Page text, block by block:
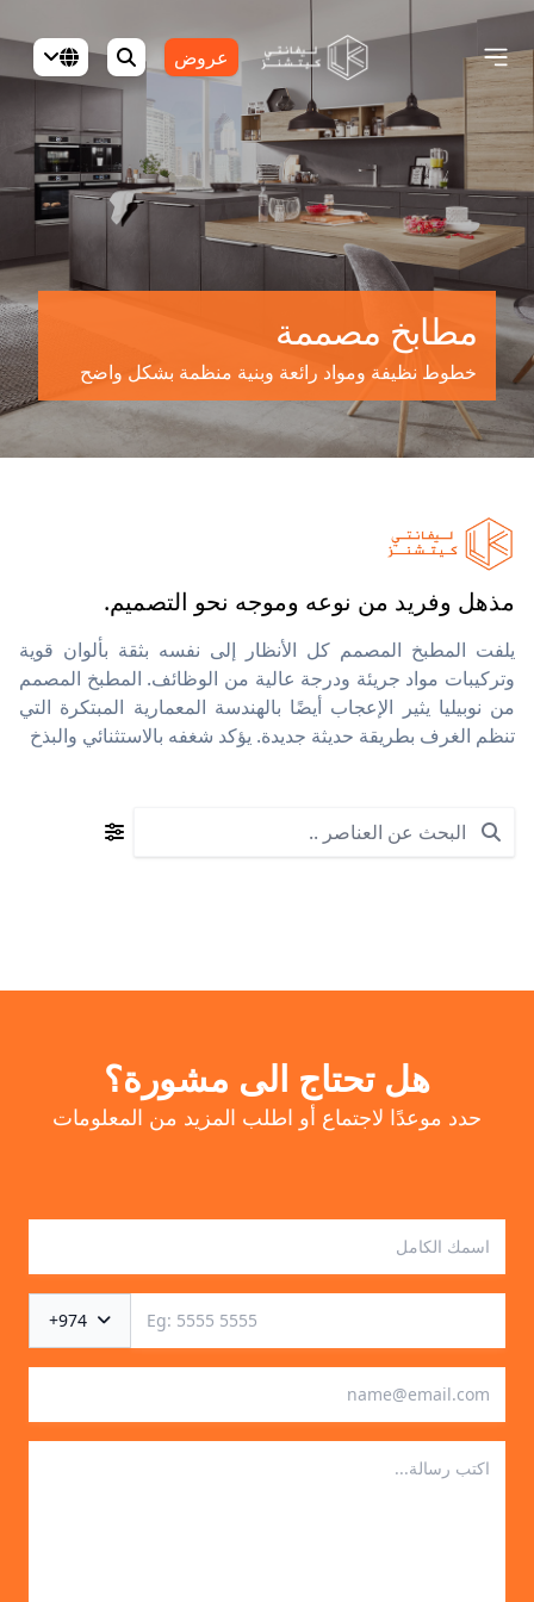
عروض
مطابخ مصممة
خطوط نظيفة ومواد رائعة وبنية منظمة بشكل واضح
مذهل وفريد من نوعه وموجه نحو التصميم.
يلفت المطبخ المصمم كل الأنظار إلى نفسه بثقة بألوان قوية
وتركيبات مواد جريئة ودرجة عالية من الوظائف. المطبخ المصمم
من نوبيليا يثير الإعجاب أيضًا بالهندسة المعمارية المبتكرة التي
تنظم الغرف بطريقة حديثة جديدة. يؤكد شغفه بالاستثنائي والبذخ
Search
هل تحتاج الى مشورة؟
حدد موعدًا لاجتماع أو اطلب المزيد من المعلومات
+974